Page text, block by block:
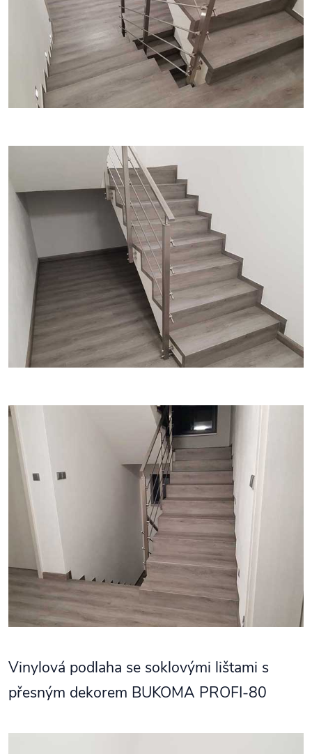
Vinylová podlaha se soklovými lištami s
přesným dekorem BUKOMA PROFI-80